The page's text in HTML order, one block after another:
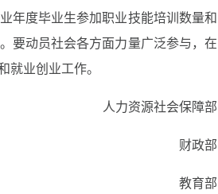
年度毕业生参加职业技能培训数量和
要动员社会各方面力量广泛参与，在
就业创业工作。
人力资源社会保障部
财政部
教育部